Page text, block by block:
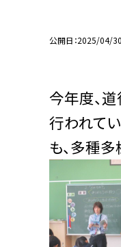
公開日 2025/04/30
今年度、
行われて
も、多種